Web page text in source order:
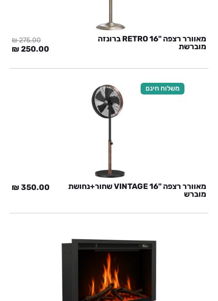
מאוורר רצפה "RETRO 16 ברונזה
מוברשת
275.00
₪
המחיר
היה:
250.00
₪
משלוח חינם
מאוורר רצפה "VINTAGE 16 שחור+נחושת
מוברש
350.00
₪